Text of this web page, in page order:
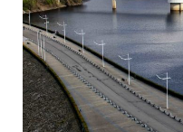
heropleving